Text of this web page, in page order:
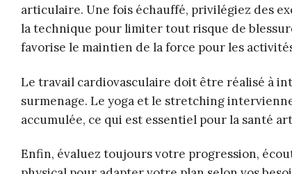
articulaire. Une fois échauffé, privilégiez des
la technique pour limiter tout risque de
favorise le maintien de la force pour les
Le travail cardiovasculaire doit être réalisé à
surmenage. Le yoga et le stretching
accumulée, ce qui est essentiel pour la santé
Enfin, évaluez toujours votre progression,